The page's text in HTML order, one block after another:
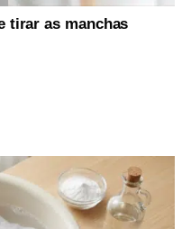
tirar as manchas